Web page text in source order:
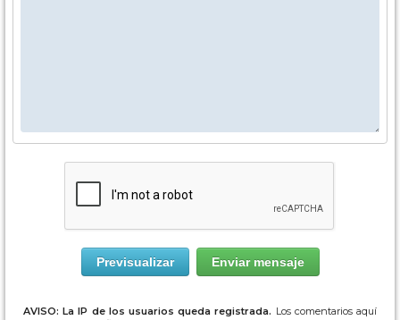
AVISO: La IP de los usuarios queda registrada. Los comentarios aquí